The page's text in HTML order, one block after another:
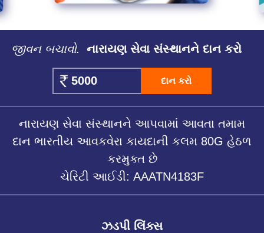
જીવન બચાવો. નારાયણ સેવા સંસ્થાનને દાન કરો
દાન કરો
નારાયણ સેવા સંસ્થાનને આપવામાં આવતા તમામ
દાન ભારતીય આવકવેરા કાયદાની કલમ 80G હેઠળ
કરમુક્ત છે
ચેરિટી આઈડી: AAATN4183F
ઝડપી લિંક્સ